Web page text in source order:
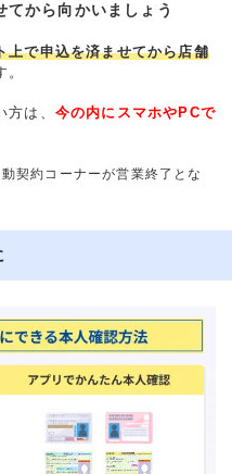
てから向かいましょう
上で申込を済ませてから店舗
。
は、 今の内にスマホやPCで
契約コーナーが営業終了とな